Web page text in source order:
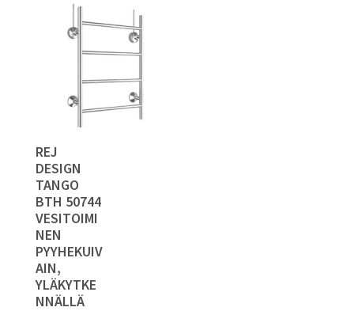
REJ
DESIGN
TANGO
BTH 50744
VESITOIMI
NEN
PYYHEKUIV
AIN,
YLÄKYTKE
NNÄLLÄ